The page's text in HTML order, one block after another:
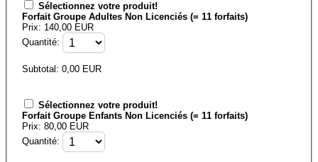
Sélectionnez votre produit!
Forfait Groupe Adultes Non Licenciés (= 11 forfaits)
Prix: 140,00 EUR
Quantité:
Subtotal: 0,00 EUR
Sélectionnez votre produit!
Forfait Groupe Enfants Non Licenciés (= 11 forfaits)
Prix: 80,00 EUR
Quantité: